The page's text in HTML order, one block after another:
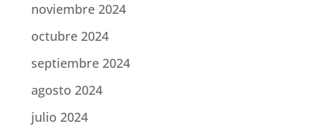
noviembre 2024
octubre 2024
septiembre 2024
agosto 2024
julio 2024